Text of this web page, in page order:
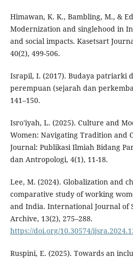
Himawan, K. K., Bambling, M., &
Modernization and singlehood in
and social impacts. Kasetsart
40(2), 499-506.
Israpil, I. (2017). Budaya patriarki
perempuan (sejarah dan
141–150.
Isro'iyah, L. (2025). Culture and
Women: Navigating Tradition and
Journal: Publikasi Ilmiah Bidang
dan Antropologi, 4(1), 11-18.
Lee, M. (2024). Globalization and
comparative study of working
and India. International Journal of
Archive, 13(2), 275–288.
https://doi.org/10.30574/
Ruspini, E. (2025). Towards an